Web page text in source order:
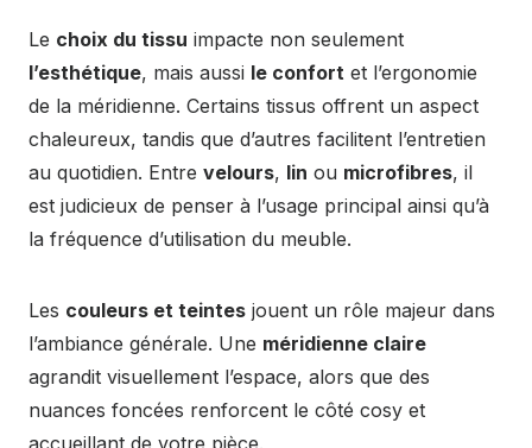
Le choix du tissu impacte non seulement
l’esthétique, mais aussi le confort et l’ergonomie
de la méridienne. Certains tissus offrent un aspect
chaleureux, tandis que d’autres facilitent l’entretien
au quotidien. Entre velours, lin ou microfibres, il
est judicieux de penser à l’usage principal ainsi qu’à
la fréquence d’utilisation du meuble.
Les couleurs et teintes jouent un rôle majeur dans
l’ambiance générale. Une méridienne claire
agrandit visuellement l’espace, alors que des
nuances foncées renforcent le côté cosy et
accueillant de votre pièce.